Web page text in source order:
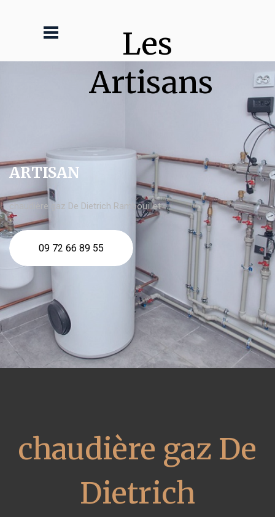
Les
Artisans
ARTISAN
chaudière gaz De Dietrich Rambouillet
09 72 66 89 55
chaudière gaz De
Dietrich